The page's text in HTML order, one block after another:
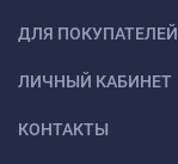
ДЛЯ ПОКУПАТЕЛЕЙ
ЛИЧНЫЙ КАБИНЕТ
КОНТАКТЫ